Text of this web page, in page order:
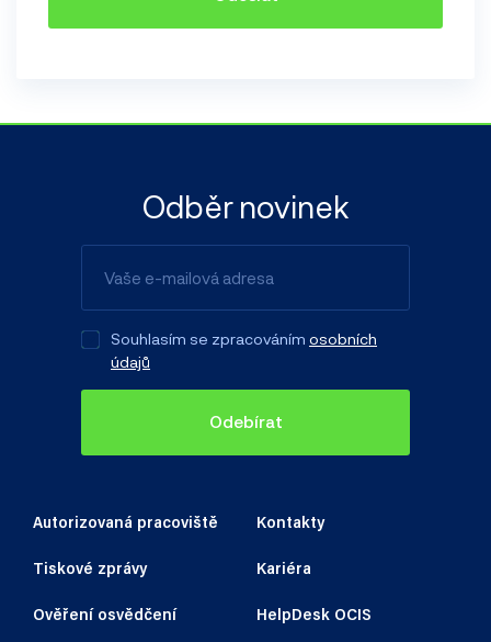
Autorizovaná pracoviště Kontakty
Tiskové zprávy Kariéra
Ověření osvědčení HelpDesk OCIS
Odběr novinek
Souhlasím se zpracováním osobních
údajů
Odebírat